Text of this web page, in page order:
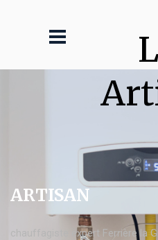
ARTISAN
chauffagiste expert Ferrière la